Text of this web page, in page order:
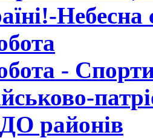
Небесна
-
районів